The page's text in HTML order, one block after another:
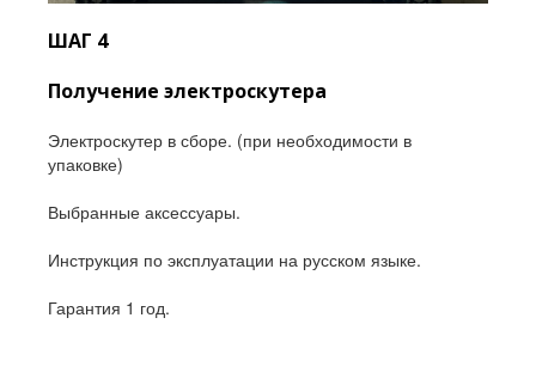
ШАГ 4
Получение электроскутера
Электроскутер в сборе. (при необходимости в
упаковке)
Выбранные аксессуары.
Инструкция по эксплуатации на русском языке.
Гарантия 1 год.